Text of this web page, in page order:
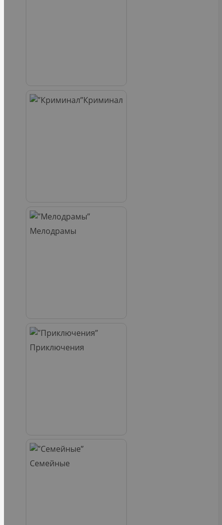
Криминал
Мелодрамы
Приключения
Семейные